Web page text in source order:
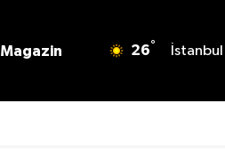
Magazin 26° İstanbul